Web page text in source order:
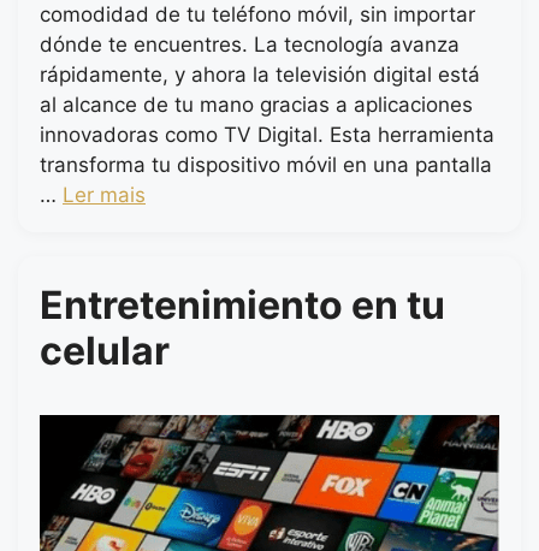
comodidad de tu teléfono móvil, sin importar
dónde te encuentres. La tecnología avanza
rápidamente, y ahora la televisión digital está
al alcance de tu mano gracias a aplicaciones
innovadoras como TV Digital. Esta herramienta
transforma tu dispositivo móvil en una pantalla
… Ler mais
Entretenimiento en tu
celular